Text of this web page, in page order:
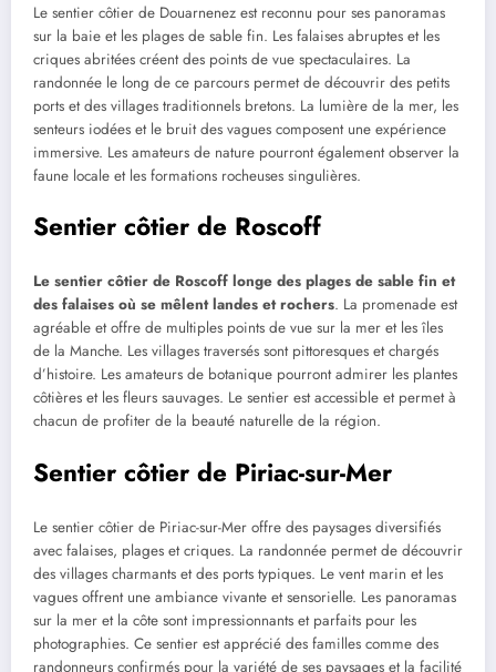
Le sentier côtier de Douarnenez est reconnu pour ses panoramas
sur la baie et les plages de sable fin. Les falaises abruptes et les
criques abritées créent des points de vue spectaculaires. La
randonnée le long de ce parcours permet de découvrir des petits
ports et des villages traditionnels bretons. La lumière de la mer, les
senteurs iodées et le bruit des vagues composent une expérience
immersive. Les amateurs de nature pourront également observer la
faune locale et les formations rocheuses singulières.
Sentier côtier de Roscoff
Le sentier côtier de Roscoff longe des plages de sable fin et
des falaises où se mêlent landes et rochers. La promenade est
agréable et offre de multiples points de vue sur la mer et les îles
de la Manche. Les villages traversés sont pittoresques et chargés
d’histoire. Les amateurs de botanique pourront admirer les plantes
côtières et les fleurs sauvages. Le sentier est accessible et permet à
chacun de profiter de la beauté naturelle de la région.
Sentier côtier de Piriac-sur-Mer
Le sentier côtier de Piriac-sur-Mer offre des paysages diversifiés
avec falaises, plages et criques. La randonnée permet de découvrir
des villages charmants et des ports typiques. Le vent marin et les
vagues offrent une ambiance vivante et sensorielle. Les panoramas
sur la mer et la côte sont impressionnants et parfaits pour les
photographies. Ce sentier est apprécié des familles comme des
randonneurs confirmés pour la variété de ses paysages et la facilité